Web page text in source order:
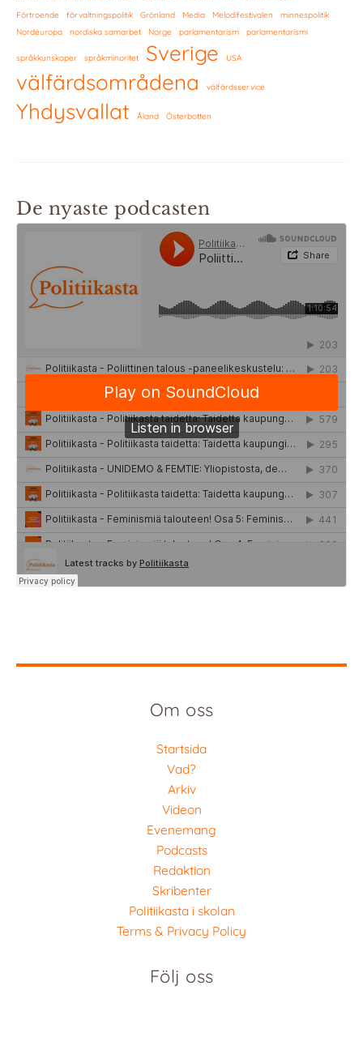
Förtroende
förvaltningspolitik Grönland Media Melodifestivalen
minnespolitik
Nordeuropa
nordiska samarbet Norge parlamentarism parlamentarismi
språkkunskaper språkminoritet Sverige USA
välfärdsområdena välfärdsservice
Yhdysvallat Åland Österbotten
De nyaste podcasten
Om oss
Startsida
Vad?
Arkiv
Videon
Evenemang
Podcasts
Redaktion
Skribenter
Politiikasta i skolan
Terms & Privacy Policy
Följ oss